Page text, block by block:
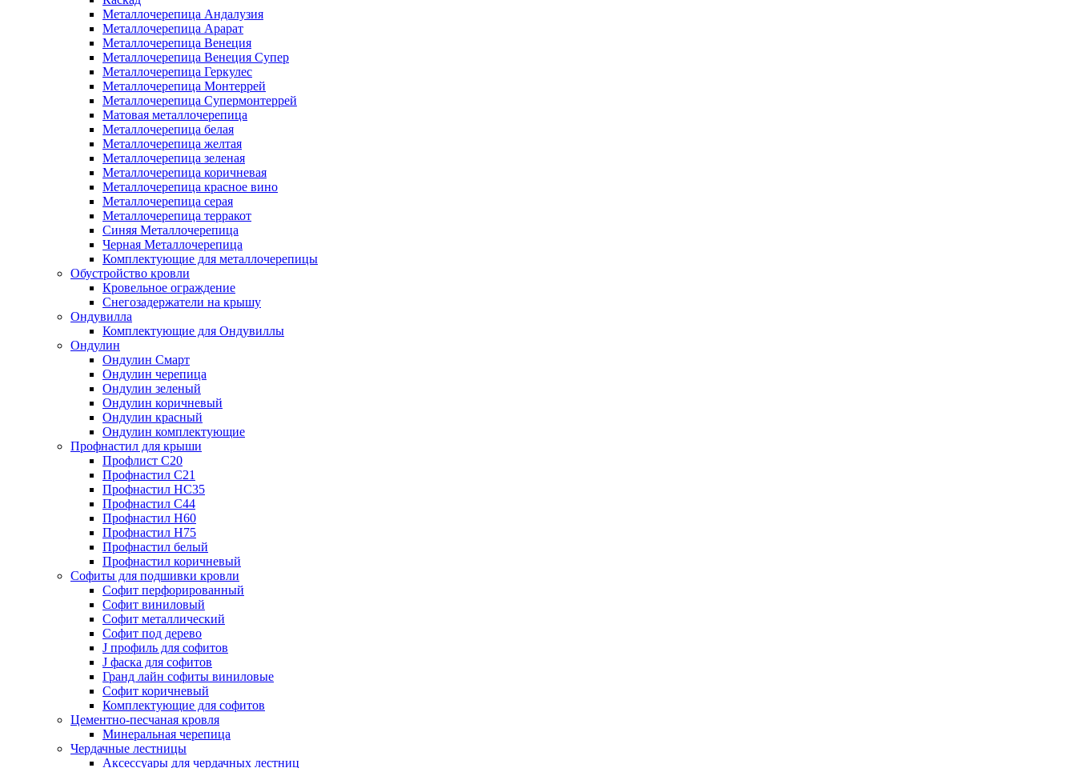
Металлочерепица Андалузия
Металлочерепица Арарат
Металлочерепица Венеция
Металлочерепица Венеция Супер
Металлочерепица Геркулес
Металлочерепица Монтеррей
Металлочерепица Супермонтеррей
Матовая металлочерепица
Металлочерепица белая
Металлочерепица желтая
Металлочерепица зеленая
Металлочерепица коричневая
Металлочерепица красное вино
Металлочерепица серая
Металлочерепица терракот
Синяя Металлочерепица
Черная Металлочерепица
Комплектующие для металлочерепицы
Обустройство кровли
Кровельное ограждение
Снегозадержатели на крышу
Ондувилла
Комплектующие для Ондувиллы
Ондулин
Ондулин Смарт
Ондулин черепица
Ондулин зеленый
Ондулин коричневый
Ондулин красный
Ондулин комплектующие
Профнастил для крыши
Профлист С20
Профнастил С21
Профнастил НС35
Профнастил С44
Профнастил Н60
Профнастил Н75
Профнастил белый
Профнастил коричневый
Софиты для подшивки кровли
Cофит перфорированный
Софит виниловый
Софит металлический
Софит под дерево
J профиль для софитов
J фаска для софитов
Гранд лайн софиты виниловые
Софит коричневый
Комплектующие для софитов
Цементно-песчаная кровля
Минеральная черепица
Чердачные лестницы
Аксессуары для чердачных лестниц